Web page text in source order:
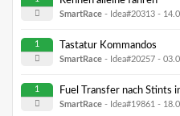
SmartRace - Idea#20313 -
1 Tastatur Kommandos
SmartRace - Idea#20257 -
1 Fuel Transfer nach Stints
SmartRace - Idea#19861 -